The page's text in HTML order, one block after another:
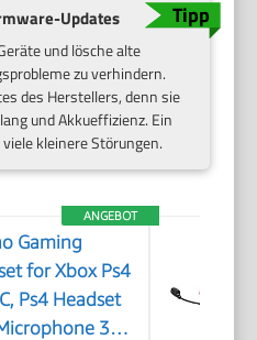
Updates
und lösche alte
zu verhindern.
des Herstellers, denn sie
und Akkueffizienz. Ein
kleinere Störungen.
ANGEBOT
Gaming
for Xbox Ps4
Ps4 Headset
3D